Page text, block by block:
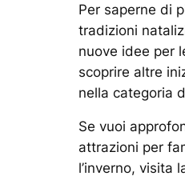
Per saperne di
tradizioni
nuove idee per
scoprire altre
nella categoria
Se vuoi
attrazioni per
l’inverno, visita